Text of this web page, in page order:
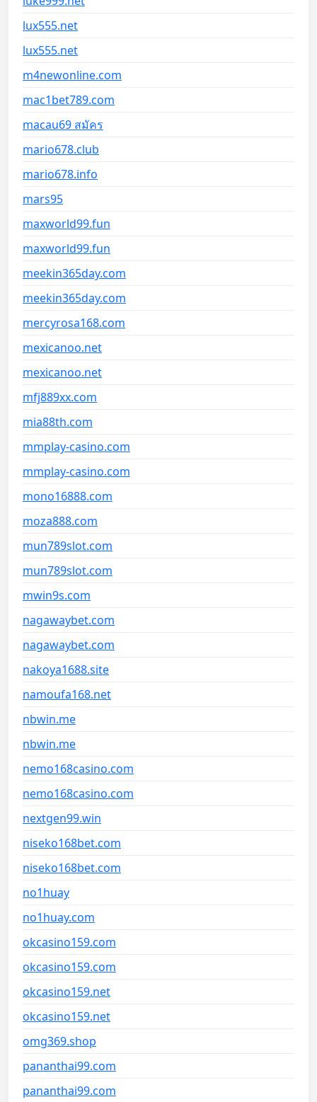
lux555.net
lux555.net
m4newonline.com
mac1bet789.com
macau69 สมัคร
mario678.club
mario678.info
mars95
maxworld99.fun
maxworld99.fun
meekin365day.com
meekin365day.com
mercyrosa168.com
mexicanoo.net
mexicanoo.net
mfj889xx.com
mia88th.com
mmplay-casino.com
mmplay-casino.com
mono16888.com
moza888.com
mun789slot.com
mun789slot.com
mwin9s.com
nagawaybet.com
nagawaybet.com
nakoya1688.site
namoufa168.net
nbwin.me
nbwin.me
nemo168casino.com
nemo168casino.com
nextgen99.win
niseko168bet.com
niseko168bet.com
no1huay
no1huay.com
okcasino159.com
okcasino159.com
okcasino159.net
okcasino159.net
omg369.shop
pananthai99.com
pananthai99.com